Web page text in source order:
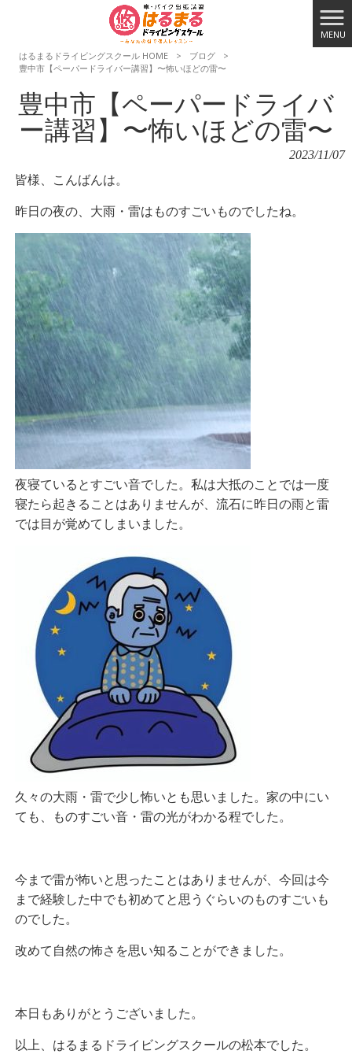
MENU
はるまるドライビングスクール HOME
> ブログ
>
豊中市【ペーパードライバー講習】〜怖いほどの雷〜
豊中市【ペーパードライバ
ー講習】〜怖いほどの雷〜
2023/11/07
皆様、こんばんは。
昨日の夜の、大雨・雷はものすごいものでしたね。
夜寝ているとすごい音でした。私は大抵のことでは一度
寝たら起きることはありませんが、流石に昨日の雨と雷
では目が覚めてしまいました。
久々の大雨・雷で少し怖いとも思いました。家の中にい
ても、ものすごい音・雷の光がわかる程でした。
今まで雷が怖いと思ったことはありませんが、今回は今
まで経験した中でも初めてと思うぐらいのものすごいも
のでした。
改めて自然の怖さを思い知ることができました。
本日もありがとうございました。
以上、はるまるドライビングスクールの松本でした。